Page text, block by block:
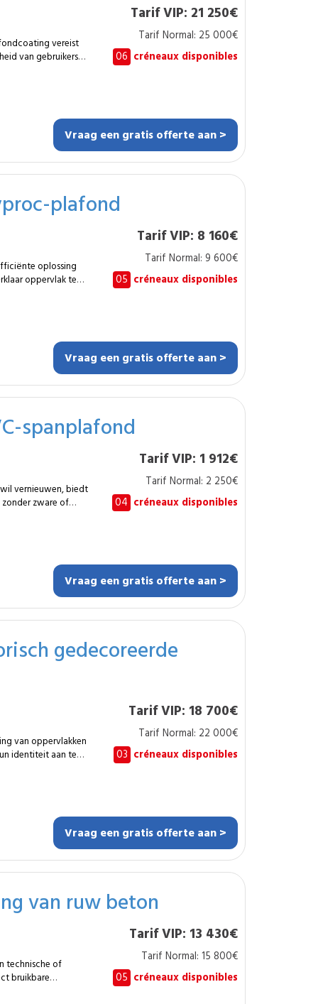
onmiddellijk
tot een laterevereist
van gebruikers
centrum. De
afwerking
uitgerust volgens
Tarif VIP: 21 250€
Tarif Normal: 25 000€
06 créneaux disponibles
Vraag een gratis offerte aan >
plafond
oplossing
oppervlak te
en vulmiddelen
of leidingen
plafond Dit
zalen,
het akoestisch
mm wordt
plafond, klaar
integraties toelaat.
van de
Tarif VIP: 8 160€
Tarif Normal: 9 600€
05 créneaux disponibles
Vraag een gratis offerte aan >
spanplafond
vernieuwen, biedt
zonder zware of
Dit type
ruimtes
renovatiewerken.
op
bovendien de
oogt. Met de
is.
installatie per ruimte.
Tarif VIP: 1 912€
Tarif Normal: 2 250€
04 créneaux disponibles
Vraag een gratis offerte aan >
gedecoreerde
van oppervlakken
identiteit aan te
het behouden van
karakter.
kwetsbare zones
Afwerkingen
De
van het
deze
met een
bescherming.
Tarif VIP: 18 700€
Tarif Normal: 22 000€
03 créneaux disponibles
Vraag een gratis offerte aan >
van ruw beton
technische of
bruikbare
Tarif VIP: 13 430€
Tarif Normal: 15 800€
05 créneaux disponibles